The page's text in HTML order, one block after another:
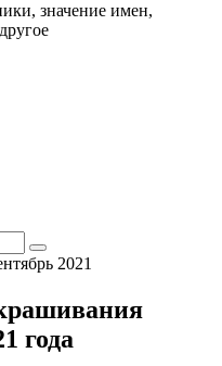
значение имен,
2021
года